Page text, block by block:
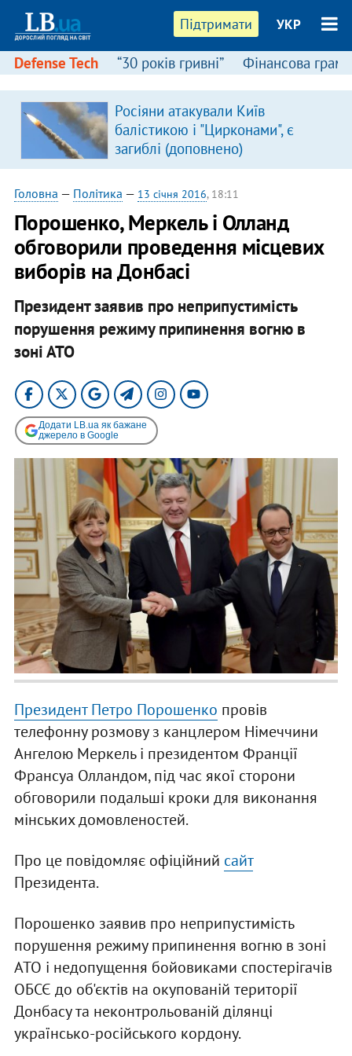
Підтримати УКР
Defense Tech “30 років гривні” Фінансова
Росіяни атакували Київ
балістикою і "Цирконами", є
загиблі (доповнено)
Головна — Політика — 13 січня 2016, 18:11
Порошенко, Меркель і Олланд
обговорили проведення місцевих
виборів на Донбасі
Президент заявив про неприпустимість
порушення режиму припинення вогню в
зоні АТО
Додати LB.ua як бажане
джерело в Google
Президент Петро Порошенко провів
телефонну розмову з канцлером Німеччини
Ангелою Меркель і президентом Франції
Франсуа Олландом, під час якої сторони
обговорили подальші кроки для виконання
мінських домовленостей.
Про це повідомляє офіційний сайт
Президента.
Порошенко заявив про неприпустимість
порушення режиму припинення вогню в зоні
АТО і недопущення бойовиками спостерігачів
ОБСЄ до об'єктів на окупованій території
Донбасу та неконтрольованій ділянці
українсько-російського кордону.